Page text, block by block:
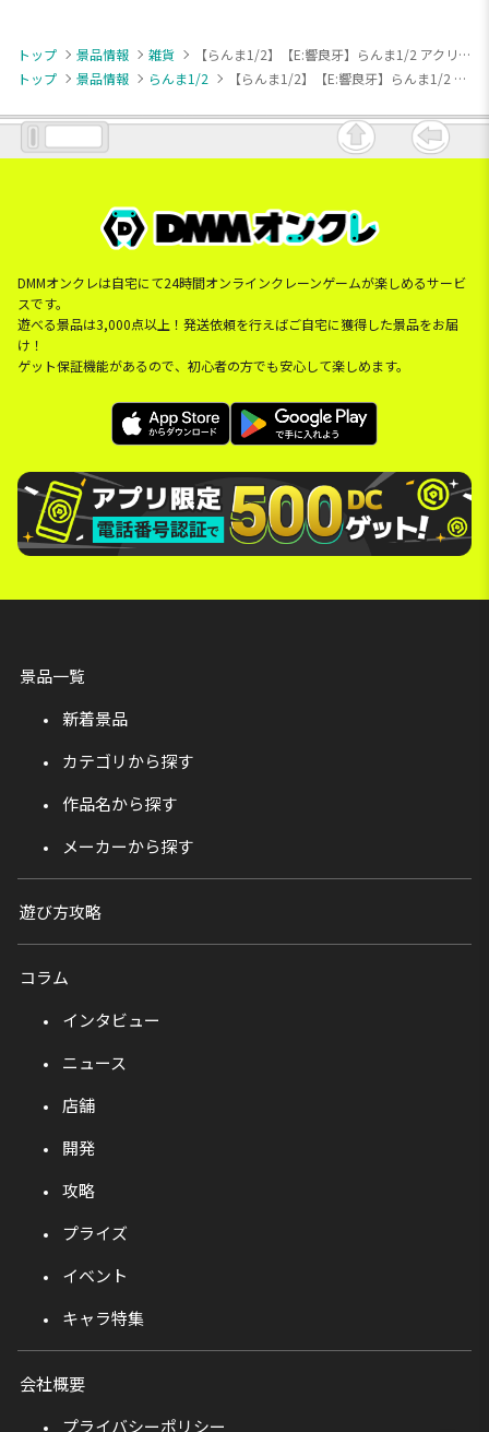
トップ 景品情報 雑貨
【らんま1/2】【E:響良牙】らんま1/2 アクリルヘアクリップ
トップ
景品情報 らんま1/2 【らんま1/2】【E:響良牙】らんま1/2 アクリルヘアクリップ
DMMオンクレは自宅にて24時間オンラインクレーンゲームが楽しめるサービ
スです。
遊べる景品は3,000点以上！発送依頼を行えばご自宅に獲得した景品をお届
け！
ゲット保証機能があるので、初心者の方でも安心して楽しめます。
景品一覧
新着景品
カテゴリから探す
作品名から探す
メーカーから探す
遊び方攻略
コラム
インタビュー
ニュース
店舗
開発
攻略
プライズ
イベント
キャラ特集
会社概要
プライバシーポリシー